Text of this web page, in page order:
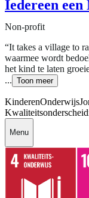
Iedereen een
Non-profit
“It takes a village to
waarmee wordt
het kind te laten
... Toon meer
KinderenOnderwijs
Menu